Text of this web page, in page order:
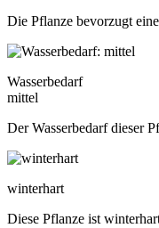
Die Pflanze bevorzugt
Wasserbedarf
mittel
Der Wasserbedarf dieser
winterhart
Diese Pflanze ist